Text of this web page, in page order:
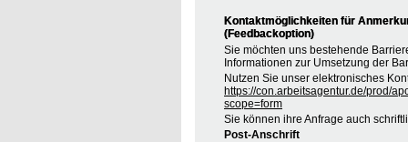
Kontaktmöglichkeiten für
(Feedbackoption)
Sie möchten uns bestehende
Informationen zur Umsetzung der
Nutzen Sie unser elektronisches
https://con.arbeitsagentur.de/prod/
scope=form
Sie können ihre Anfrage auch
Post-Anschrift